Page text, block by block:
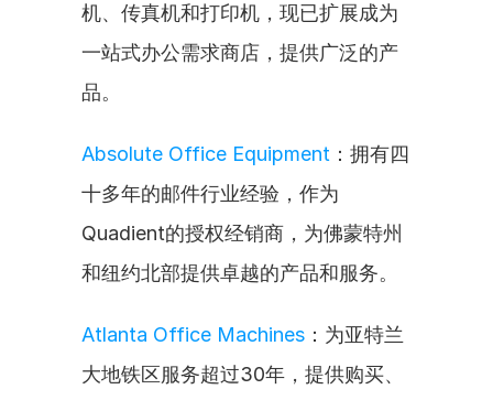
机、传真机和打印机，现已扩展成为
一站式办公需求商店，提供广泛的产
品。
Absolute Office Equipment ：拥有四
十多年的邮件行业经验，作为
Quadient的授权经销商，为佛蒙特州
和纽约北部提供卓越的产品和服务。
Atlanta Office Machines ：为亚特兰
大地铁区服务超过30年，提供购买、